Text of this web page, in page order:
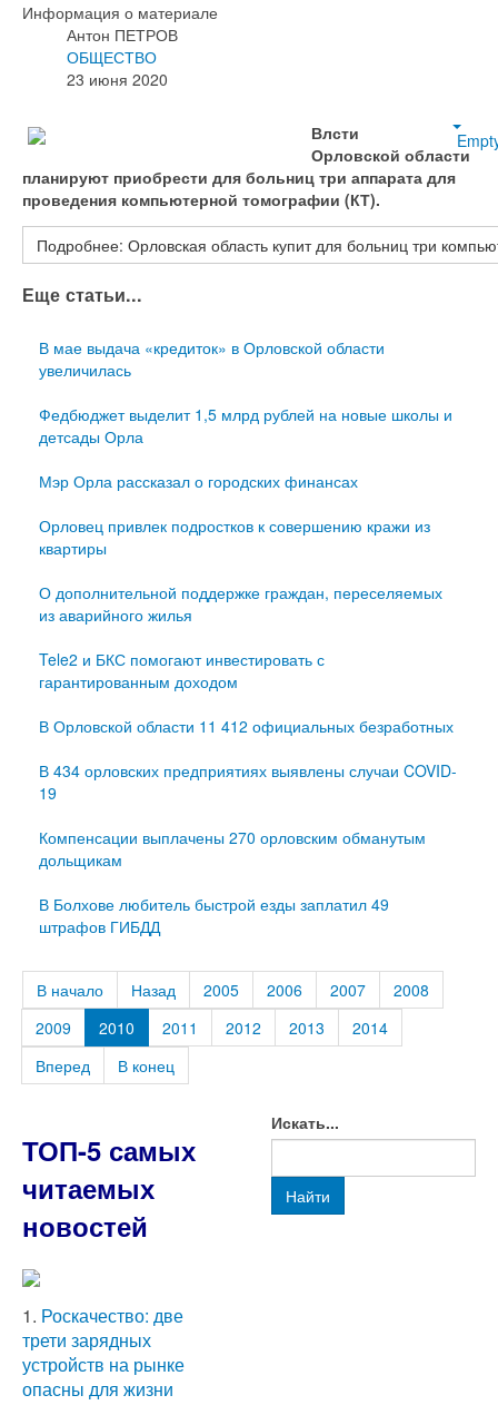
Информация о материале
Антон ПЕТРОВ
ОБЩЕСТВО
23 июня 2020
Влсти
Орловской области
планируют приобрести для больниц три аппарата для
проведения компьютерной томографии (КТ).
Подробнее: Орловская область купит для больниц три
Еще статьи...
В мае выдача «кредиток» в Орловской области
увеличилась
Федбюджет выделит 1,5 млрд рублей на новые школы и
детсады Орла
Мэр Орла рассказал о городских финансах
Орловец привлек подростков к совершению кражи из
квартиры
О дополнительной поддержке граждан, переселяемых
из аварийного жилья
Tele2 и БКС помогают инвестировать с
гарантированным доходом
В Орловской области 11 412 официальных безработных
В 434 орловских предприятиях выявлены случаи COVID-
19
Компенсации выплачены 270 орловским обманутым
дольщикам
В Болхове любитель быстрой езды заплатил 49
штрафов ГИБДД
В начало Назад 2005 2006 2007
2008
2009
2010 2011 2012 2013
2014
Вперед
В конец
ТОП-5 самых
читаемых
новостей
1. Роскачество: две
трети зарядных
устройств на рынке
опасны для жизни
Искать...
Найти